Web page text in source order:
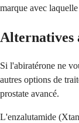
marque avec
Alternatives
Si l'abiratérone ne
autres options de
prostate avancé.
L'enzalutamide